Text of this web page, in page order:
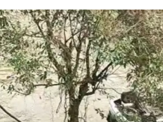
Entertainment
Sports
Food
Gulf News